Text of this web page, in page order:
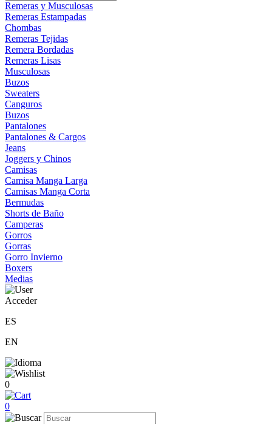
Remeras y Musculosas
Remeras Estampadas
Chombas
Remeras Tejidas
Remera Bordadas
Remeras Lisas
Musculosas
Buzos
Sweaters
Canguros
Buzos
Pantalones
Pantalones & Cargos
Jeans
Joggers y Chinos
Camisas
Camisa Manga Larga
Camisas Manga Corta
Bermudas
Shorts de Baño
Camperas
Gorros
Gorras
Gorro Invierno
Boxers
Medias
Acceder
ES
EN
0
0